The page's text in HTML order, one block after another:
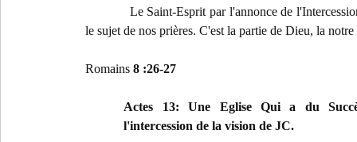
Le Saint-Esprit par l'annonce de
le sujet de nos prières. C'est la partie de Dieu, la
Romains8 :26-27
Actes 13: Une Eglise Qui a du
l'intercession de la vision de JC.